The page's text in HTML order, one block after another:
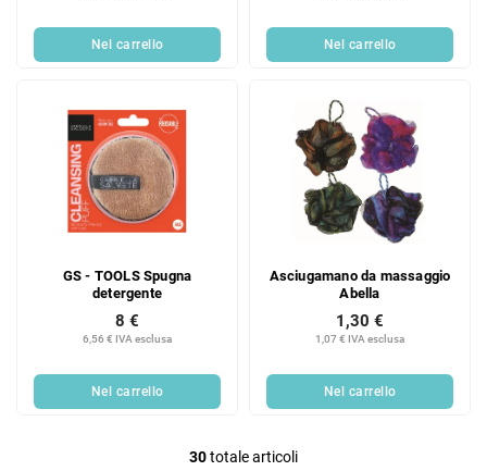
Nel carrello Nel carrello
GS - TOOLS Spugna
detergente
6,56 € IVA esclusa
8 €
Nel carrello
Asciugamano da massaggio
Abella
1,07 € IVA esclusa
1,30 €
Nel carrello
30totale articoli